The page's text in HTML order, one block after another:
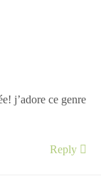
j’adore ce genre
Reply